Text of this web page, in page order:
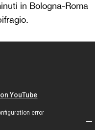
in Bologna-Roma